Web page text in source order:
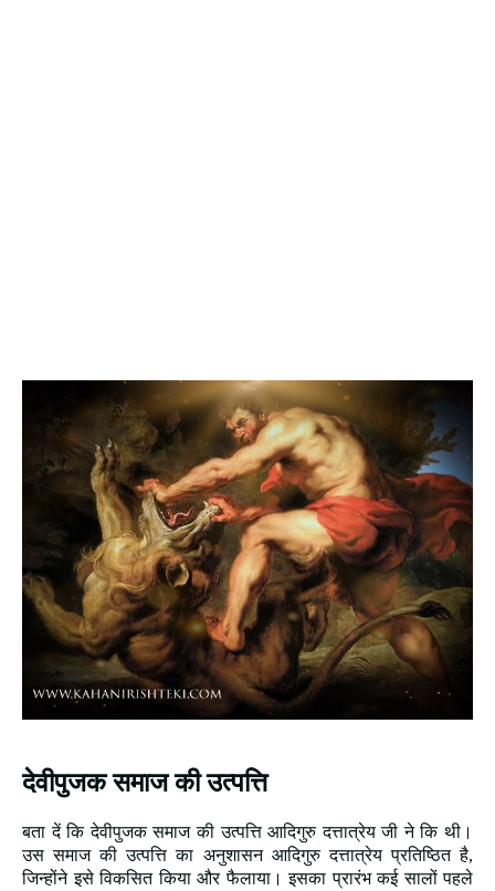
देवीपुजक समाज की उत्पत्ति
बता दें कि देवीपुजक समाज की उत्पत्ति आदिगुरु दत्तात्रेय जी ने कि थी।
उस समाज की उत्पत्ति का अनुशासन आदिगुरु दत्तात्रेय प्रतिष्ठित है,
जिन्होंने इसे विकसित किया और फैलाया। इसका प्रारंभ कई सालों पहले